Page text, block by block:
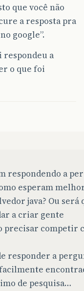
que você não
a resposta pra
google”.
a
o que foi
respondendo a
esperam
java? Ou será
a criar gente
precisar competir
responder a
de pesquisa…